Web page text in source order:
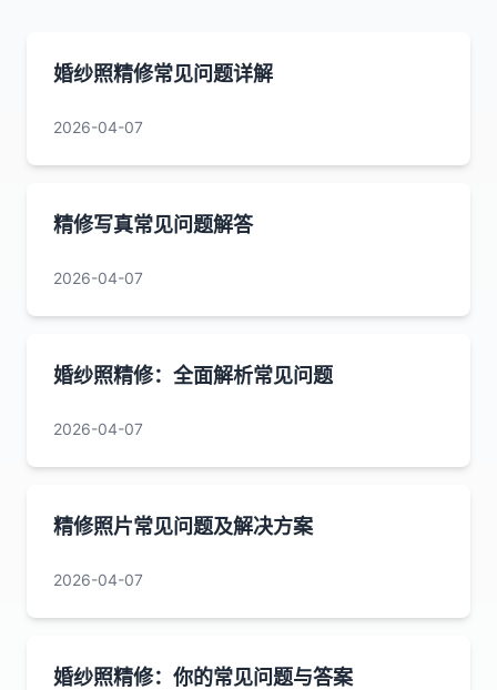
婚纱照精修常见问题详解
2026-04-07
精修写真常见问题解答
2026-04-07
婚纱照精修：全面解析常见问题
2026-04-07
精修照片常见问题及解决方案
2026-04-07
婚纱照精修：你的常见问题与答案